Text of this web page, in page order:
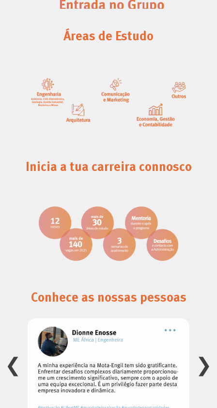
Áreas de Estudo
Inicia a tua carreira connosco
Conhece as nossas pessoas
❮ ❯